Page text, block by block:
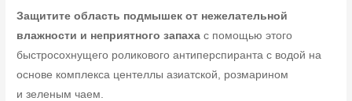
Защитите область подмышек от нежелательной
влажности и неприятного запаха с помощью этого
быстросохнущего роликового антиперспиранта с водой на
основе комплекса центеллы азиатской, розмарином
и зеленым чаем.